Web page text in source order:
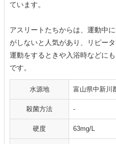
ています。
アスリートたちからは、運動中
がしないと人気があり、リピー
運動をするときや入浴時などに
です。
水源地 富山県中新川
殺菌方法 -
硬度 63mg/L